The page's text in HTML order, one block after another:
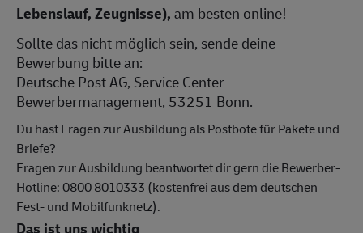
Lebenslauf, Zeugnisse),am besten online!
Sollte das nicht möglich sein, sende deine
Bewerbung bitte an:
Deutsche Post AG, Service Center
Bewerbermanagement, 53251 Bonn.
Du hast Fragen zur Ausbildung als Postbote für Pakete und
Briefe?
Fragen zur Ausbildung beantwortet dir gern die Bewerber-
Hotline: 0800 8010333 (kostenfrei aus dem deutschen
Fest- und Mobilfunknetz).
Das ist uns wichtig